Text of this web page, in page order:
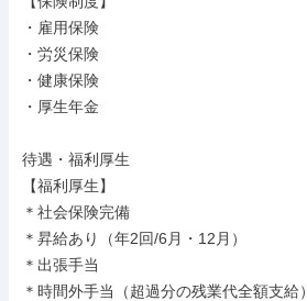
・雇用保険
・労災保険
・健康保険
・厚生年金
待遇・福利厚生
【福利厚生】
＊社会保険完備
＊昇給あり（年2回/6月・12月）
＊出張手当
＊時間外手当（超過分の残業代全額支給）